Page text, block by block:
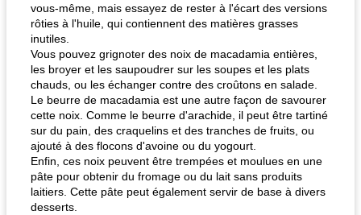
pois chiches rôtis aux épices amandes au cheddar rôti
vous-même, mais essayez de rester à l'écart des versions
rôties à l'huile, qui contiennent des matières grasses
inutiles.
Vous pouvez grignoter des noix de macadamia entières,
les broyer et les saupoudrer sur les soupes et les plats
chauds, ou les échanger contre des croûtons en salade.
Le beurre de macadamia est une autre façon de savourer
cette noix. Comme le beurre d'arachide, il peut être tartiné
sur du pain, des craquelins et des tranches de fruits, ou
ajouté à des flocons d'avoine ou du yogourt.
Enfin, ces noix peuvent être trempées et moulues en une
pâte pour obtenir du fromage ou du lait sans produits
laitiers. Cette pâte peut également servir de base à divers
desserts.